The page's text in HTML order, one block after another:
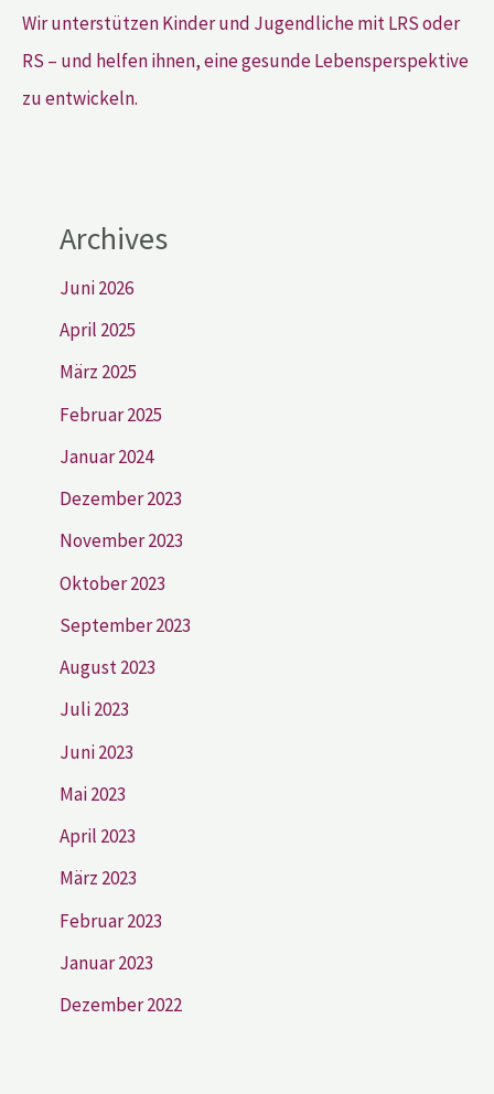
Wir unterstützen Kinder und Jugendliche mit LRS oder
RS – und helfen ihnen, eine gesunde Lebensperspektive
zu entwickeln.
Archives
Juni 2026
April 2025
März 2025
Februar 2025
Januar 2024
Dezember 2023
November 2023
Oktober 2023
September 2023
August 2023
Juli 2023
Juni 2023
Mai 2023
April 2023
März 2023
Februar 2023
Januar 2023
Dezember 2022